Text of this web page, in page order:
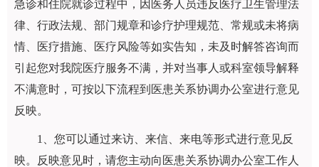
急诊和住院就诊过程中，因医务人员违反医疗卫生管理法
律、行政法规、部门规章和诊疗护理规范、常规或未将病
情、医疗措施、医疗风险等如实告知，未及时解答咨询而
引起您对我院医疗服务不满，并对当事人或科室领导解释
不满意时，可按以下流程到医患关系协调办公室进行意见
反映。
1
、您可以通过来访、来信、来电等形式进行意见反
映。反映意见时，请您主动向医患关系协调办公室工作人